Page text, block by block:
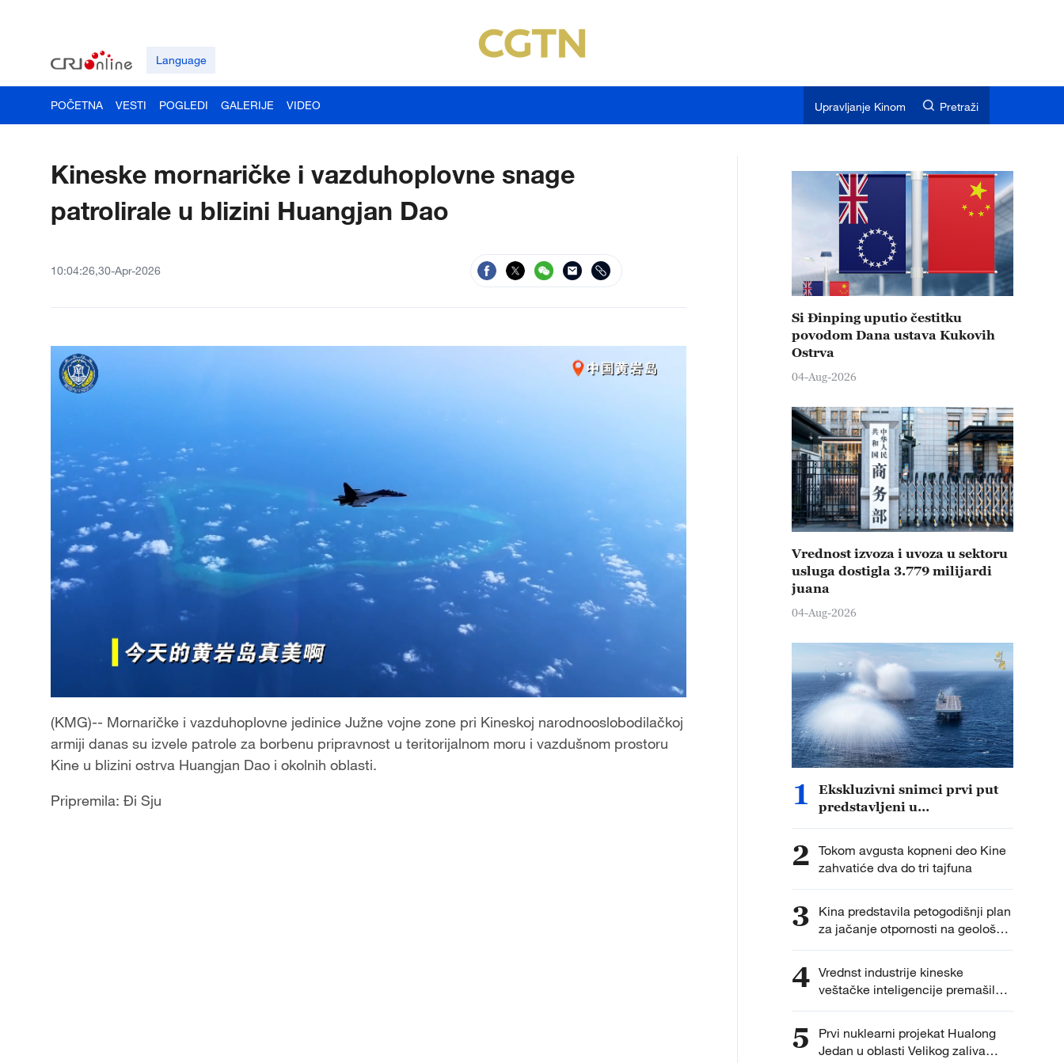
Language
POČETNA VESTI POGLEDI GALERIJE VIDEO Upravljanje Kinom Pretraži
Kineske mornaričke i vazduhoplovne snage
patrolirale u blizini Huangjan Dao
10:04:26,30-Apr-2026
(KMG)-- Mornaričke i vazduhoplovne jedinice Južne vojne zone pri Kineskoj narodnooslobodilačkoj
armiji danas su izvele patrole za borbenu pripravnost u teritorijalnom moru i vazdušnom prostoru
Kine u blizini ostrva Huangjan Dao i okolnih oblasti.
Pripremila: Đi Sju
Si Đinping uputio čestitku
povodom Dana ustava Kukovih
Ostrva
04-Aug-2026
Vrednost izvoza i uvoza u sektoru
usluga dostigla 3.779 milijardi
juana
04-Aug-2026
1
Ekskluzivni snimci prvi put
predstavljeni u
2 Tokom avgusta kopneni deo Kine
zahvatiće dva do tri tajfuna
3
Kina predstavila petogodišnji plan
za jačanje otpornosti na geološke
nepogode usled klimatskih
4 Vrednst industrije kineske
veštačke inteligencije premašila
1,2 biliona juana
5
Prvi nuklearni projekat Hualong
Jedan u oblasti Velikog zaliva